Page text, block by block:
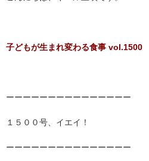
子どもが生まれ変わる食事 vol.1500
ーーーーーーーーーーーーーーー
１５００号、イエイ！
ーーーーーーーーーーーーーーー